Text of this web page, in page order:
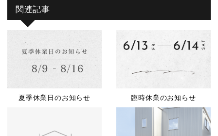
関連記事
夏季休業日のお知らせ 臨時休業のお知らせ